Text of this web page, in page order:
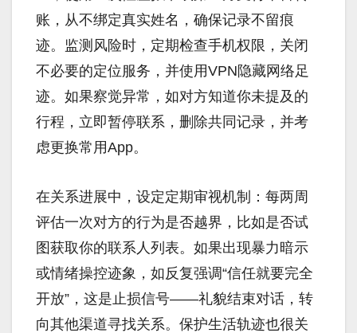
账，从不绑定真实姓名，确保记录不留痕
迹。监测风险时，定期检查手机权限，关闭
不必要的定位服务，并使用VPN隐藏网络足
迹。如果察觉异常，如对方知道你未提及的
行程，立即暂停联系，删除共同记录，并考
虑更换常用App。
在关系进展中，设定定期审视机制：每两周
评估一次对方的行为是否越界，比如是否试
图获取你的联系人列表。如果出现暴力暗示
或情绪操控迹象，如反复强调“信任就要完全
开放”，这是止损信号——礼貌结束对话，转
向其他渠道寻找关系。保护生活轨迹也很关